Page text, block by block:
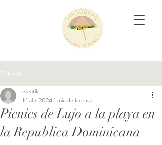
Entrada
Picnics de Lujo a la playa en
la Republica Dominicana
elieatik
16 abr 20241 min de lectura